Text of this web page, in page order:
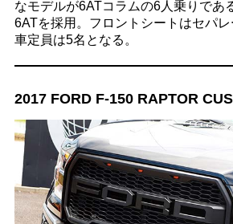
なモデルが6ATコラムの6人乗りであ
6ATを採用。フロントシートはセパ
車定員は5名となる。
2017 FORD F-150 RAPTOR